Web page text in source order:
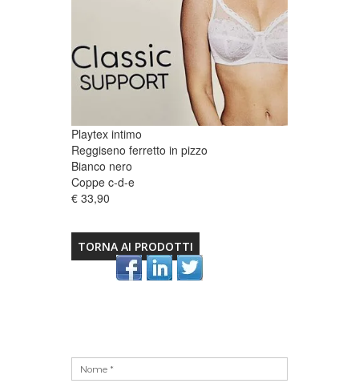
Playtex intimo
Reggiseno ferretto in pizzo
Bianco nero
Coppe c-d-e
€ 33,90
TORNA AI PRODOTTI